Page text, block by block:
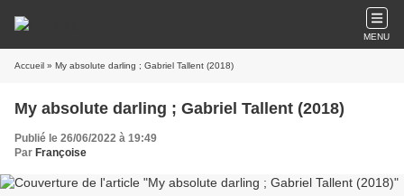
MENU
Accueil » My absolute darling ; Gabriel Tallent (2018)
My absolute darling ; Gabriel Tallent (2018)
Publié le 26/06/2022 à 19:49
Par Françoise